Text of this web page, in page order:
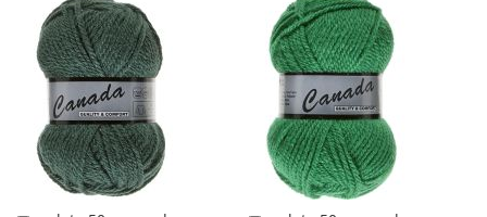
LA
LISTE
D'ACHATS
COMPARATEUR
À
LA
LISTE
D'ACHATS
AU
COMPARATEUR